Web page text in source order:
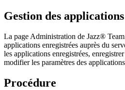
Gestion des
La page Administration de Jazz®
applications enregistrées auprès du
les applications enregistrées,
modifier les paramètres des
Procédure